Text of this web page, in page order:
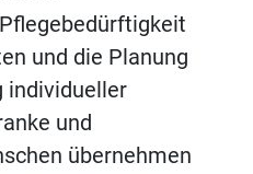
und die Planung
individueller
und
übernehmen